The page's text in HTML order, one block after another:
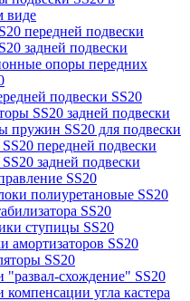
виде
передней подвески
задней подвески
опоры передних
подвески SS20
SS20 задней подвески
пружин SS20 для подвески
передней подвески
задней подвески
SS20
полиуретановые SS20
SS20
ступицы SS20
амортизаторов SS20
SS20
"развал-схождение" SS20
компенсации угла кастера